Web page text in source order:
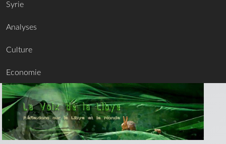
Syrie
Analyses
Culture
Economie